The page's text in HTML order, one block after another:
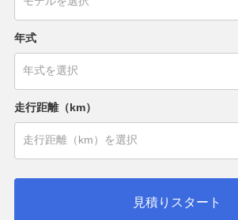
年式
走行距離（km）
見積りスタート